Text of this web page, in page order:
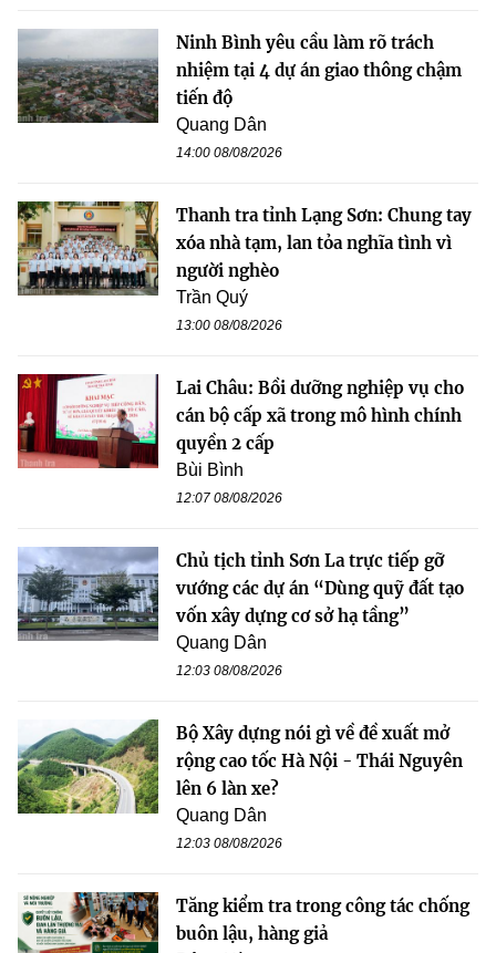
Ninh Bình yêu cầu làm rõ trách
nhiệm tại 4 dự án giao thông chậm
tiến độ
Quang Dân
14:00 08/08/2026
Thanh tra tỉnh Lạng Sơn: Chung tay
xóa nhà tạm, lan tỏa nghĩa tình vì
người nghèo
Trần Quý
13:00 08/08/2026
Lai Châu: Bồi dưỡng nghiệp vụ cho
cán bộ cấp xã trong mô hình chính
quyền 2 cấp
Bùi Bình
12:07 08/08/2026
Chủ tịch tỉnh Sơn La trực tiếp gỡ
vướng các dự án “Dùng quỹ đất tạo
vốn xây dựng cơ sở hạ tầng”
Quang Dân
12:03 08/08/2026
Bộ Xây dựng nói gì về đề xuất mở
rộng cao tốc Hà Nội - Thái Nguyên
lên 6 làn xe?
Quang Dân
12:03 08/08/2026
Tăng kiểm tra trong công tác chống
buôn lậu, hàng giả